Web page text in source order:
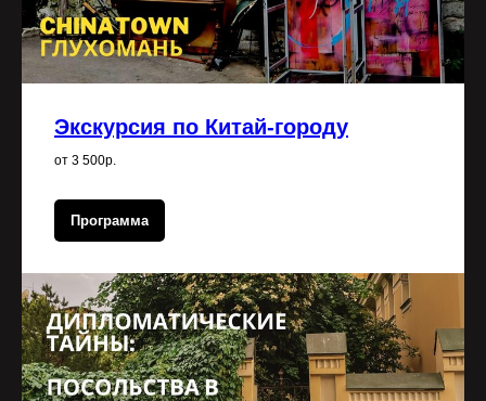
Экскурсия по Китай-городу
от 3 500р.
Программа